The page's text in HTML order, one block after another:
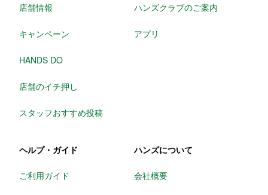
店舗情報
キャンペーン
HANDS DO
店舗のイチ押し
スタッフおすすめ投稿
ハンズクラブのご案内
アプリ
ヘルプ・ガイド
ご利用ガイド
ハンズについて
会社概要